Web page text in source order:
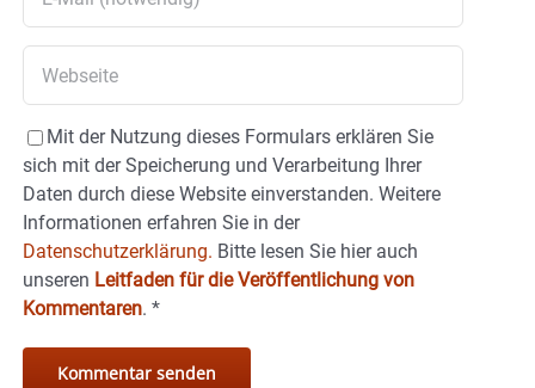
Mit der Nutzung dieses Formulars erklären Sie
sich mit der Speicherung und Verarbeitung Ihrer
Daten durch diese Website einverstanden. Weitere
Informationen erfahren Sie in der
Datenschutzerklärung. Bitte lesen Sie hier auch
unseren Leitfaden für die Veröffentlichung von
Kommentaren. *